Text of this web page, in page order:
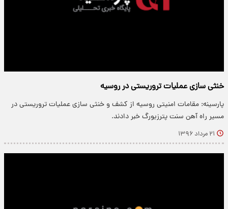
خنثی سازی عملیات تروریستی در روسیه
پارسینه: مقامات امنیتی روسیه از کشف و خنثی سازی عملیات تروریستی در
مسیر راه آهن سنت پترزبورگ خبر دادند.
۲۱ مرداد ۱۳۹۶